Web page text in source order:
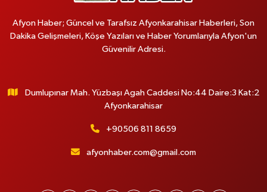
Afyon Haber; Güncel ve Tarafsız Afyonkarahisar Haberleri, Son
Dakika Gelişmeleri, Köşe Yazıları ve Haber Yorumlarıyla Afyon'un
Güvenilir Adresi.
Dumlupınar Mah. Yüzbaşı Agah Caddesi No:44 Daire:3 Kat:2
Afyonkarahisar
+90506 811 8659
afyonhaber.com@gmail.com